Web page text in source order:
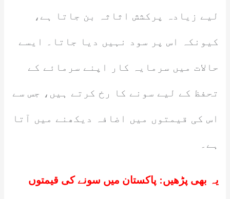
لیے زیادہ پرکشش اثاثہ بن جاتا ہے،
کیونکہ اس پر سود نہیں دیا جاتا۔ ایسے
حالات میں سرمایہ کار اپنے سرمائے کے
تحفظ کے لیے سونے کا رخ کرتے ہیں، جس سے
اس کی قیمتوں میں اضافہ دیکھنے میں آتا
ہے۔
یہ بھی پڑھیں: پاکستان میں سونے کی قیمتوں